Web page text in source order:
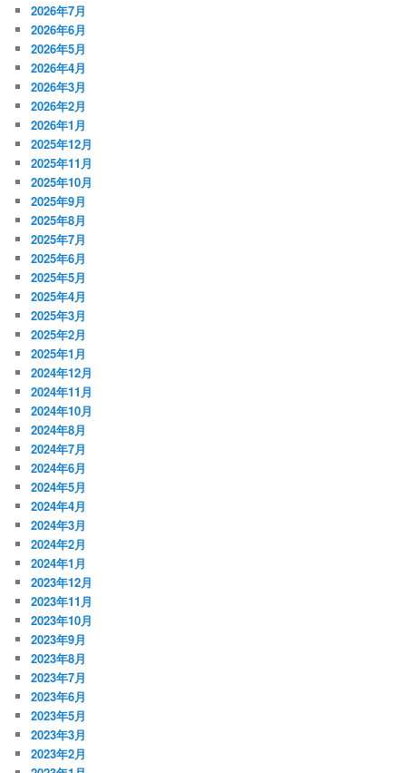
2026年7月
2026年6月
2026年5月
2026年4月
2026年3月
2026年2月
2026年1月
2025年12月
2025年11月
2025年10月
2025年9月
2025年8月
2025年7月
2025年6月
2025年5月
2025年4月
2025年3月
2025年2月
2025年1月
2024年12月
2024年11月
2024年10月
2024年8月
2024年7月
2024年6月
2024年5月
2024年4月
2024年3月
2024年2月
2024年1月
2023年12月
2023年11月
2023年10月
2023年9月
2023年8月
2023年7月
2023年6月
2023年5月
2023年3月
2023年2月